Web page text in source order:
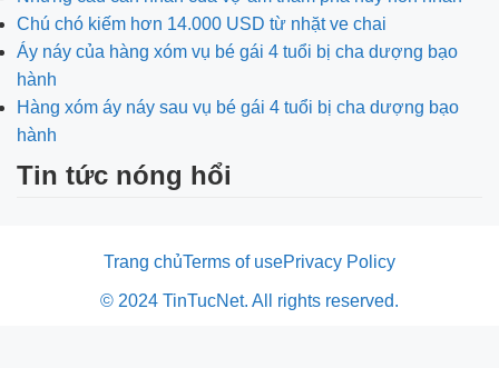
Chú chó kiếm hơn 14.000 USD từ nhặt ve chai
Áy náy của hàng xóm vụ bé gái 4 tuổi bị cha dượng bạo
hành
Hàng xóm áy náy sau vụ bé gái 4 tuổi bị cha dượng bạo
hành
Tin tức nóng hổi
Trang chủTerms of usePrivacy Policy
© 2024 TinTucNet. All rights reserved.